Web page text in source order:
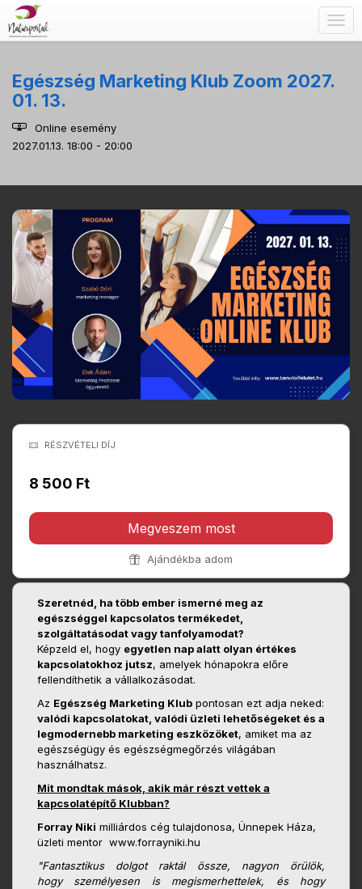
Egészség Marketing Klub Zoom 2027.
01. 13.
Online esemény
2027.01.13. 18:00 - 20:00
RÉSZVÉTELI DÍJ
8 500 Ft
Megveszem most
Ajándékba adom
Szeretnéd, ha több ember ismerné meg az
egészséggel kapcsolatos termékedet,
szolgáltatásodat vagy tanfolyamodat?
Képzeld el, hogy egyetlen nap alatt olyan értékes
kapcsolatokhoz jutsz, amelyek hónapokra előre
fellendíthetik a vállalkozásodat.
Az Egészség Marketing Klub pontosan ezt adja neked:
valódi kapcsolatokat, valódi üzleti lehetőségeket és a
legmodernebb marketing eszközöket, amiket ma az
egészségügy és egészségmegőrzés világában
használhatsz.
Mit mondtak mások, akik már részt vettek a
kapcsolatépítő Klubban?
Forray Niki milliárdos cég tulajdonosa, Ünnepek Háza,
üzleti mentor www.forrayniki.hu
"Fantasztikus dolgot raktál össze, nagyon örülök,
hogy személyesen is megismerhettelek, és hogy